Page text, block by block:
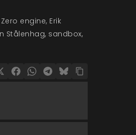
engine Erik
Stålenhag sandbox